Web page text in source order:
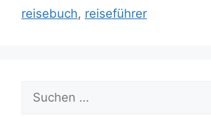
reisebuch, reiseführer
nach: